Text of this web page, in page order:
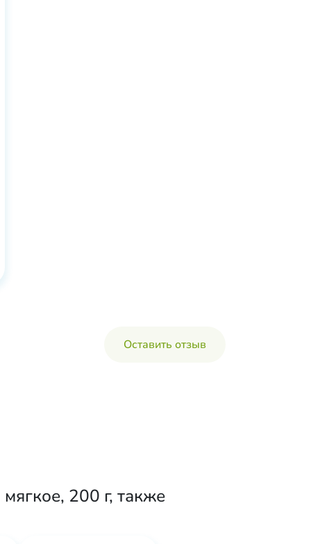
Оставить отзыв
200 г, также